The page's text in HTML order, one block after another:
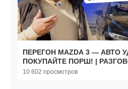
ПЕРЕГОН MAZDA 3 — АВТО
ПОКУПАЙТЕ ПОРШ! |
2026
10 602 просмотров